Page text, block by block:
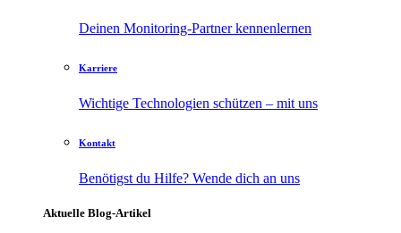
Deinen Monitoring-Partner kennenlernen
Karriere
Wichtige Technologien schützen – mit uns
Kontakt
Benötigst du Hilfe? Wende dich an uns
Aktuelle Blog-Artikel